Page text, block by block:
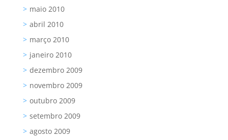
maio 2010
abril 2010
março 2010
janeiro 2010
dezembro 2009
novembro 2009
outubro 2009
setembro 2009
agosto 2009